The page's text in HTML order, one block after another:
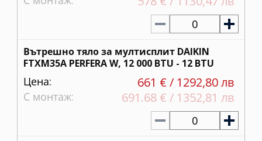
0
Вътрешно тяло за мултисплит DAIKIN
FTXM35A PERFERA W, 12 000 BTU - 12 BTU
Цена: 661 € / 1292,80 лв
С монтаж: 691.68 € / 1352,81 лв
0